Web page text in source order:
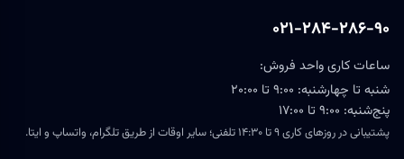
۰۲۱-۲۸۴-۲۸۶-۹۰
ساعات کاری واحد فروش:
شنبه تا چهارشنبه: ۹:۰۰ تا ۲۰:۰۰
پنج‌شنبه: ۹:۰۰ تا ۱۷:۰۰
پشتیبانی در روزهای کاری ۹ تا ۱۴:۳۰ تلفنی؛ سایر اوقات از طریق تلگرام، واتساپ و ایتا.